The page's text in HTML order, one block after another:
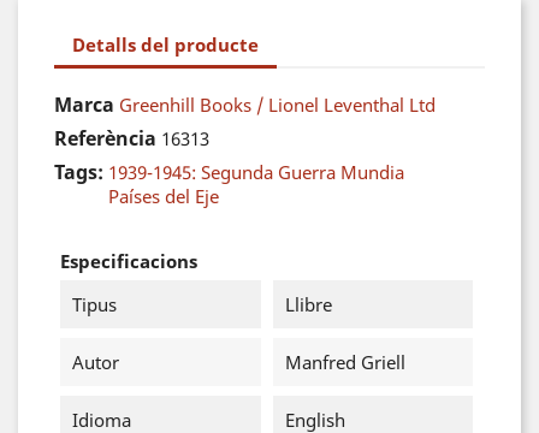
Detalls del producte
Marca Greenhill Books / Lionel Leventhal Ltd
Referència 16313
Tags: 1939-1945: Segunda Guerra Mundia
Países del Eje
Especificacions
Tipus
Llibre
Autor Manfred Griell
Idioma English